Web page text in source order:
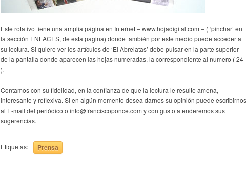
Este rotativo tiene una amplia página en Internet – www.hojadigital.com – ( ‘pinchar’ en
la sección ENLACES, de esta pagina) donde también por este medio puede acceder a
su lectura. Si quiere ver los artículos de ‘El Abrelatas’ debe pulsar en la parte superior
de la pantalla donde aparecen las hojas numeradas, la correspondiente al numero ( 24
).
Contamos con su fidelidad, en la confianza de que la lectura le resulte amena,
interesante y reflexiva. Si en algún momento desea darnos su opinión puede escribirnos
al E-mail del periódico o info@franciscoponce.com y con gusto atenderemos sus
sugerencias.
Etiquetas: Prensa